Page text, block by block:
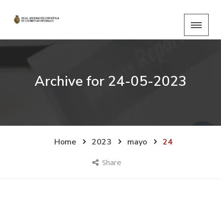
Archive for 24-05-2023
Home 2023 mayo 24
Share